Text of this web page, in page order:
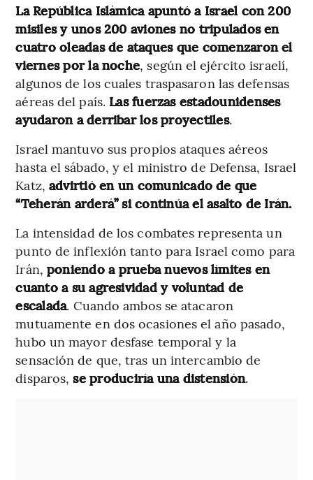
La República Islámica apuntó a Israel con 200
misiles y unos 200 aviones no tripulados en
cuatro oleadas de ataques que comenzaron el
viernes por la noche, según el ejército israelí,
algunos de los cuales traspasaron las defensas
aéreas del país. Las fuerzas estadounidenses
ayudaron a derribar los proyectiles.
Israel mantuvo sus propios ataques aéreos
hasta el sábado, y el ministro de Defensa, Israel
Katz, advirtió en un comunicado de que
“Teherán arderá” si continúa el asalto de Irán.
La intensidad de los combates representa un
punto de inflexión tanto para Israel como para
Irán, poniendo a prueba nuevos límites en
cuanto a su agresividad y voluntad de
escalada. Cuando ambos se atacaron
mutuamente en dos ocasiones el año pasado,
hubo un mayor desfase temporal y la
sensación de que, tras un intercambio de
disparos,se produciría una distensión.